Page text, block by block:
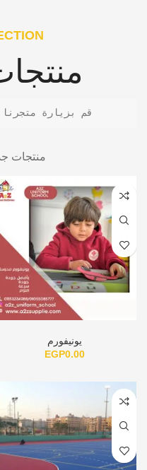
منتجات
يونيفورم
EGP0.00